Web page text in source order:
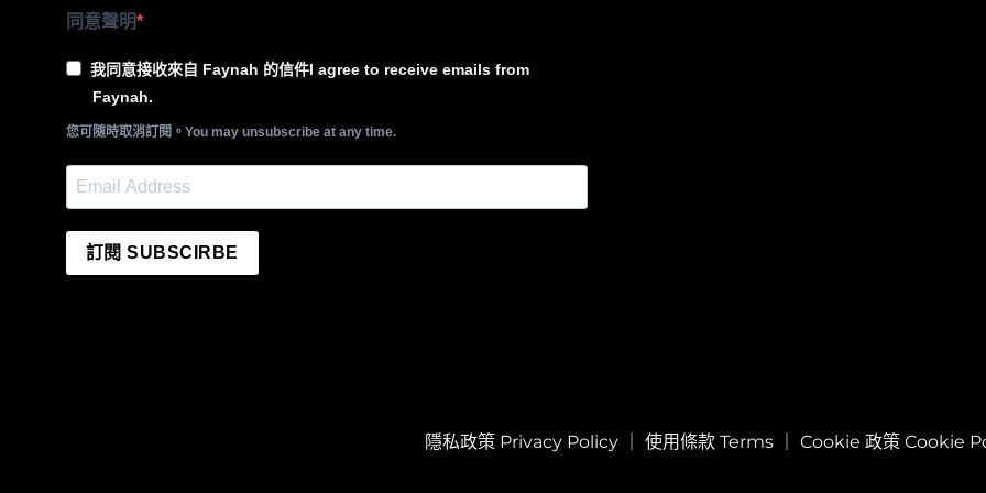
同意聲明
我同意接收來自 Faynah 的信件I agree to receive emails from
Faynah.
您可隨時取消訂閱。You may unsubscribe at any time.
訂閱 SUBSCIRBE
隱私政策 Privacy Policy 使用條款 Terms Cookie 政策 Cookie